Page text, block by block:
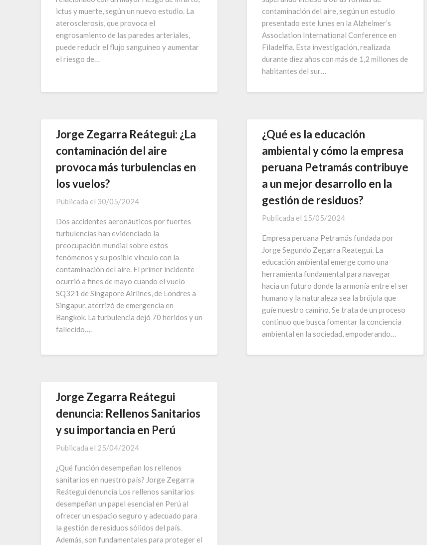
ictus y muerte, según un nuevo estudio. La
aterosclerosis, que provoca el
engrosamiento de las paredes arteriales,
puede reducir el flujo sanguíneo y aumentar
el riesgo de…
contaminación del aire, según un estudio
presentado este lunes en la Alzheimer’s
Association International Conference en
Filadelfia. Esta investigación, realizada
durante diez años con más de 1,2 millones de
habitantes del sur…
Jorge Zegarra Reátegui: ¿La
contaminación del aire
provoca más turbulencias en
los vuelos?
Publicada el 30/05/2024
Dos accidentes aeronáuticos por fuertes
turbulencias han evidenciado la
preocupación mundial sobre estos
fenómenos y su posible vínculo con la
contaminación del aire. El primer incidente
ocurrió a fines de mayo cuando el vuelo
SQ321 de Singapore Airlines, de Londres a
Singapur, aterrizó de emergencia en
Bangkok. La turbulencia dejó 70 heridos y un
fallecido….
¿Qué es la educación
ambiental y cómo la empresa
peruana Petramás contribuye
a un mejor desarrollo en la
gestión de residuos?
Publicada el 15/05/2024
Empresa peruana Petramás fundada por
Jorge Segundo Zegarra Reategui. La
educación ambiental emerge como una
herramienta fundamental para navegar
hacia un futuro donde la armonía entre el ser
humano y la naturaleza sea la brújula que
guíe nuestro camino. Se trata de un proceso
continuo que busca fomentar la conciencia
ambiental en la sociedad, empoderando…
Jorge Zegarra Reátegui
denuncia: Rellenos Sanitarios
y su importancia en Perú
Publicada el 25/04/2024
¿Qué función desempeñan los rellenos
sanitarios en nuestro país? Jorge Zegarra
Reátegui denuncia Los rellenos sanitarios
desempeñan un papel esencial en Perú al
ofrecer un espacio seguro y adecuado para
la gestión de residuos sólidos del país.
Además, son fundamentales para proteger el